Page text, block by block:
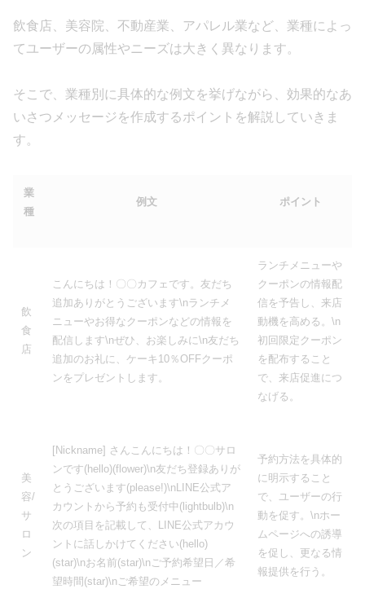
飲食店、美容院、不動産業、アパレル業など、業種によっ
てユーザーの属性やニーズは大きく異なります。
そこで、業種別に具体的な例文を挙げながら、効果的なあ
いさつメッセージを作成するポイントを解説していきま
す。
業
種
例文 ポイント
飲
食
店
こんにちは！〇〇カフェです。友だち
追加ありがとうございます\nランチメ
ニューやお得なクーポンなどの情報を
配信します\nぜひ、お楽しみに\n友だち
追加のお礼に、ケーキ10％OFFクーポ
ンをプレゼントします。
ランチメニューや
クーポンの情報配
信を予告し、来店
動機を高める。\n
初回限定クーポン
を配布すること
で、来店促進につ
なげる。
美
容/
サ
ロ
ン
[Nickname] さんこんにちは！〇〇サロ
ンです(hello)(flower)\n友だち登録ありが
とうございます(please!)\nLINE公式ア
カウントから予約も受付中(lightbulb)\n
次の項目を記載して、LINE公式アカウ
ントに話しかけてください(hello)
(star)\nお名前(star)\nご予約希望日／希
望時間(star)\nご希望のメニュー
予約方法を具体的
に明示すること
で、ユーザーの行
動を促す。\nホー
ムページへの誘導
を促し、更なる情
報提供を行う。